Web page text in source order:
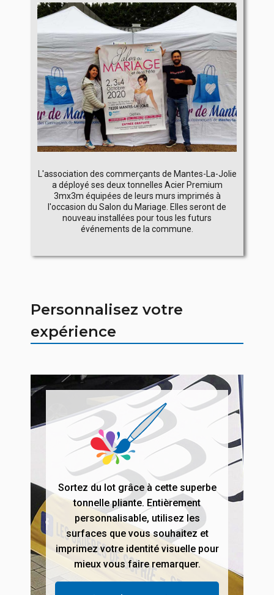
L'association des commerçants de Mantes-La-Jolie
a déployé ses deux tonnelles Acier Premium
3mx3m équipées de leurs murs imprimés à
l'occasion du Salon du Mariage. Elles seront de
nouveau installées pour tous les futurs
événements de la commune.
Personnalisez votre
expérience
Sortez du lot grâce à cette superbe
tonnelle pliante. Entièrement
personnalisable, utilisez les
surfaces que vous souhaitez et
imprimez votre identité visuelle pour
mieux vous faire remarquer.